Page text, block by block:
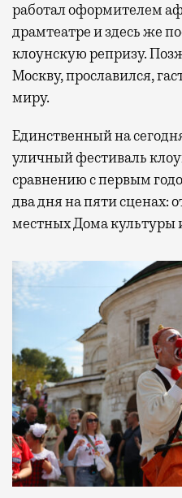
работал оформителем
драмтеатре и здесь же
клоунскую репризу.
Москву, прославился,
миру.
Единственный на
уличный фестиваль
сравнению с первым
два дня на пяти сценах:
местных Дома культуры